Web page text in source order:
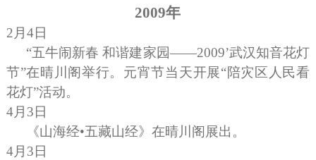
2009年
2 月 4日
“五牛闹新春 和谐建家园——2009’武汉知音花灯
节”在晴川阁举行。元宵节当天开展“陪灾区人民看
花灯”活动。
4月 3 日
《山海经•五藏山经》在晴川阁展出。
4月 3 日